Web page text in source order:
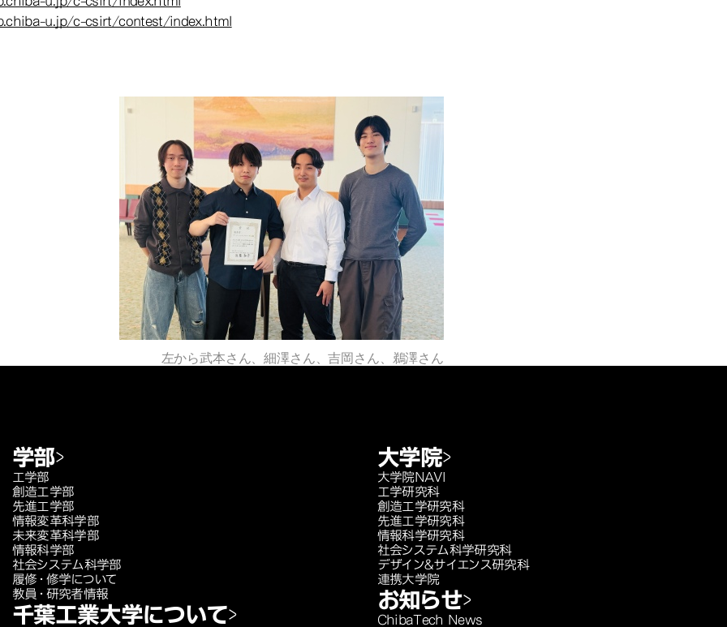
u.jp/c-csirt/contest/index.html
左から武本さん、細澤さん、吉岡さん、鵜澤さん
学部
工学部
創造工学部
先進工学部
情報変革科学部
未来変革科学部
情報科学部
社会システム科学部
履修・修学について
教員・研究者情報
千葉工業大学について
大学院
大学院NAVI
工学研究科
創造工学研究科
先進工学研究科
情報科学研究科
社会システム科学研究科
デザイン＆サイエンス研究科
連携大学院
お知らせ
ChibaTech News